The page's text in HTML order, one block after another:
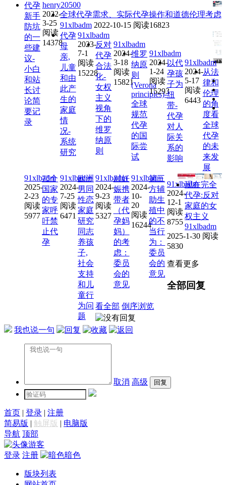
代孕
新手
防坑
的一
些建
议-
小白
和站
长讨
论简
要记
录
henry20500
2022-
3-25
阅读
14378
全球代孕需求、实际代孕操作和道德伦理考虑
91xlbadm 2022-10-15 阅读16823
代孕
母
亲,
儿童
和由
此产
生的
家庭
情
况-
系统
研究
91xlbadm
2023-
7-1
阅读
15228
反对
代孕
合法
化-
女权
主义
视角
下的
维罗
纳原
则
91xlbadm
2024-
3-18
阅读
15821
维罗
纳原
则
(Verona
principles)-
全球
规范
代孕
的国
际尝
试
91xlbadm
2024-
1-24
阅读
15293
以代
孕孩
子为
纽
带-
代孕
对人
际关
系的
影响
91xlbadm
2024-
5-17
阅读
6443
从法
律和
伦理
的角
度看
全球
代孕
的未
来发
展
91xlbadm
2025-
2-23
阅读
5977
75个
国家
的专
家呼
吁禁
止代
孕
91xlbadm
2024-
7-25
阅读
6471
欧洲
男同
性恋
家庭
研究
同志
养孩
子,
社会
支持
和儿
童行
为问
题
91xlbadm
2024-
9-23
阅读
5327
对妊
娠携
带者
（代
孕妈
妈）
的考
虑：
委员
会的
意见
91xlbadm
2024-
10-
20
阅读
16244
第三
方辅
助生
殖中
的不
当行
为：
委员
会的
意见
91xlbadm
2024-
12-1
阅读
8755
现在完全
代孕:反对
家庭的女
权主义
91xlbadm
2025-1-30 阅读
5830
查看更多
全部回复
看全部 倒序浏览
我也说一句
取消 高级
首页 | 登录 | 注册
简易版 | 触屏版 | 电脑版
导航 顶部
游客
登录 注册 暗色
版块列表